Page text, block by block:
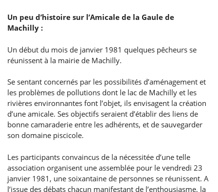
Un peu d’histoire sur l’Amicale de la Gaule de
Machilly :
Un début du mois de janvier 1981 quelques pêcheurs se
réunissent à la mairie de Machilly.
Se sentant concernés par les possibilités d’aménagement et
les problèmes de pollutions dont le lac de Machilly et les
rivières environnantes font l’objet, ils envisagent la création
d’une amicale. Ses objectifs seraient d’établir des liens de
bonne camaraderie entre les adhérents, et de sauvegarder
son domaine piscicole.
Les participants convaincus de la nécessitée d’une telle
association organisent une assemblée pour le vendredi 23
janvier 1981, une soixantaine de personnes se réunissent. A
l’issue des débats chacun manifestant de l’enthousiasme, la